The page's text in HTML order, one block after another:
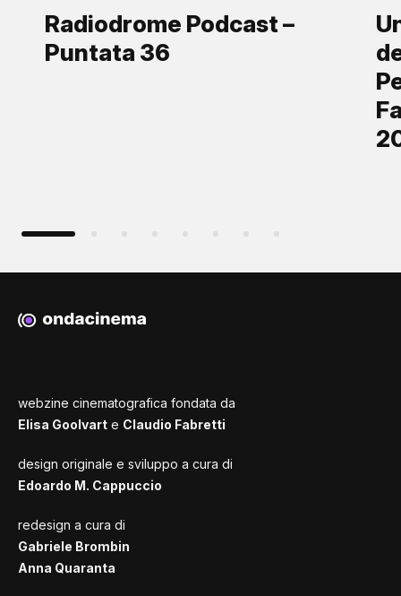
Radiodrome Podcast –
Puntata 36
webzine cinematografica fondata da
Elisa Goolvart e Claudio Fabretti
design originale e sviluppo a cura di
Edoardo M. Cappuccio
redesign a cura di
Gabriele Brombin
Anna Quaranta